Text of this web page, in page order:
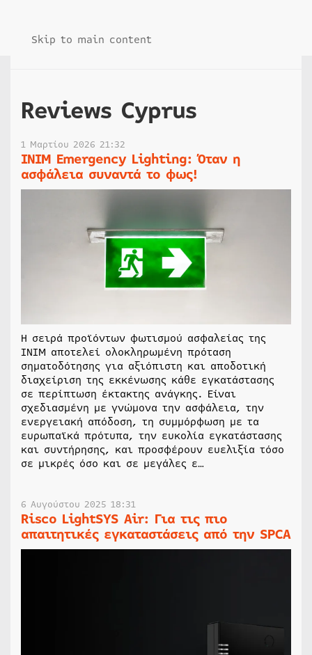
Skip to main content
Reviews Cyprus
1 Μαρτίου 2026 21:32
INIM Emergency Lighting: Όταν η
ασφάλεια συναντά το φως!
Η σειρά προϊόντων φωτισμού ασφαλείας της
INIM αποτελεί ολοκληρωμένη πρόταση
σηματοδότησης για αξιόπιστη και αποδοτική
διαχείριση της εκκένωσης κάθε εγκατάστασης
σε περίπτωση έκτακτης ανάγκης. Είναι
σχεδιασμένη με γνώμονα την ασφάλεια, την
ενεργειακή απόδοση, τη συμμόρφωση με τα
ευρωπαϊκά πρότυπα, την ευκολία εγκατάστασης
και συντήρησης, και προσφέρουν ευελιξία τόσο
σε μικρές όσο και σε μεγάλες ε…
6 Αυγούστου 2025 18:31
Risco LightSYS Air: Για τις πιο
απαιτητικές εγκαταστάσεις από την SPCA